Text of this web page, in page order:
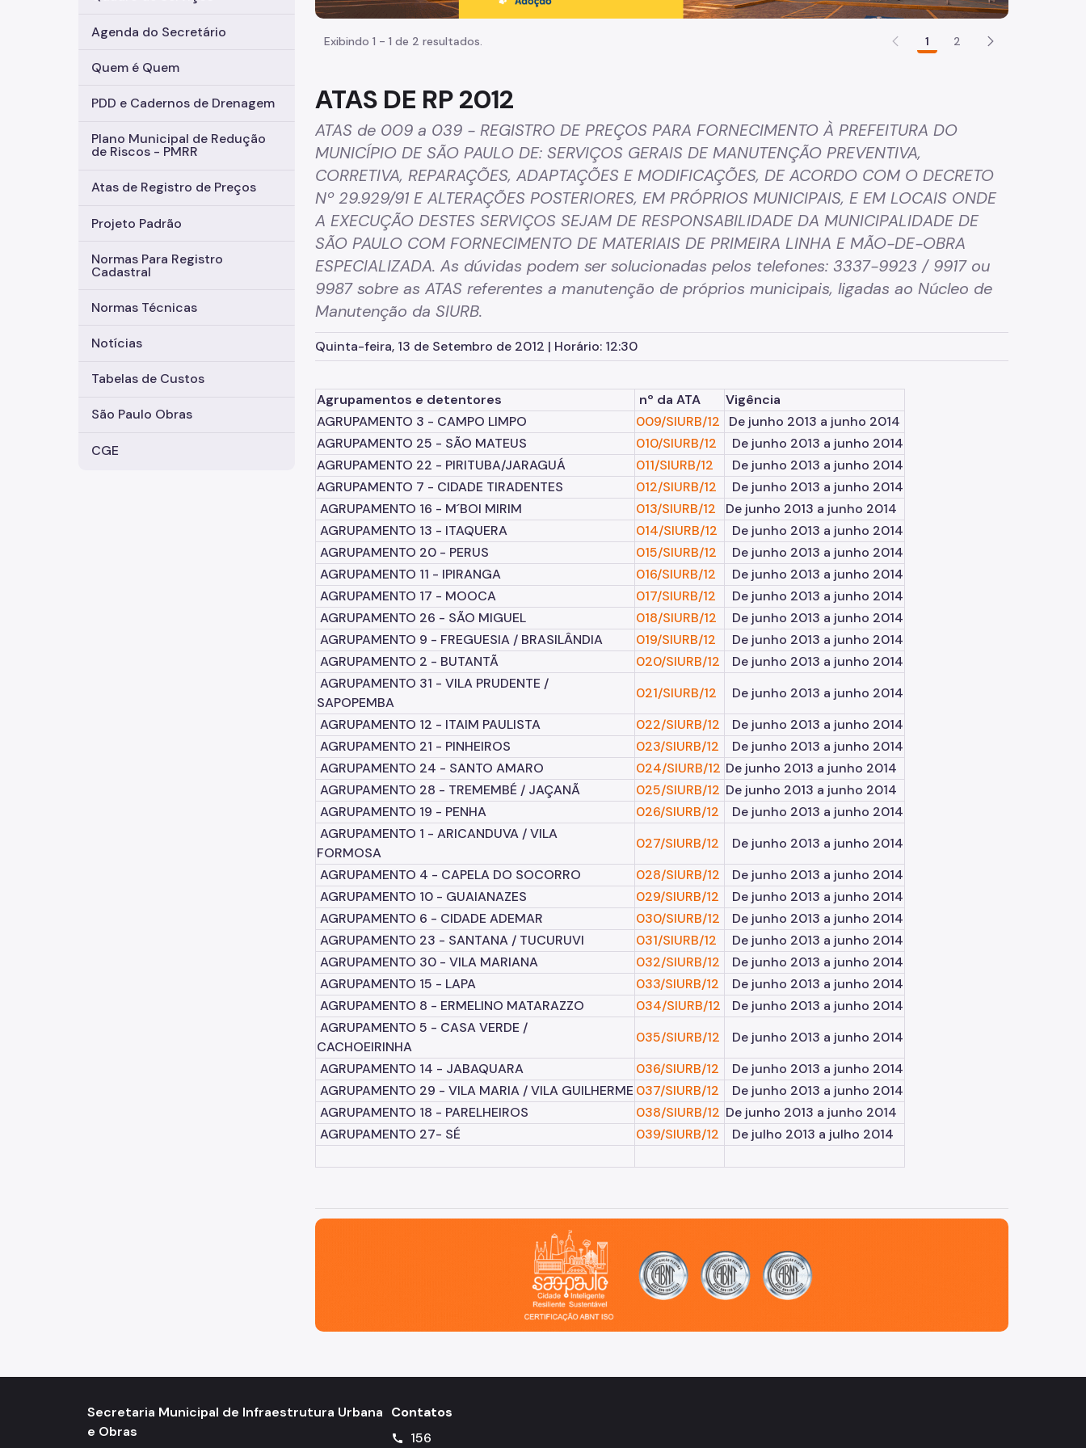
Agenda do Secretário
Quem é Quem
PDD e Cadernos de Drenagem
Plano Municipal de Redução
de Riscos - PMRR
Atas de Registro de Preços
Projeto Padrão
Normas Para Registro
Cadastral
Normas Técnicas
Notícias
Tabelas de Custos
São Paulo Obras
CGE
Exibindo 1 - 1 de 2 resultados. 1 2
ATAS DE RP 2012
ATAS de 009 a 039 - REGISTRO DE PREÇOS PARA FORNECIMENTO À PREFEITURA DO
MUNICÍPIO DE SÃO PAULO DE: SERVIÇOS GERAIS DE MANUTENÇÃO PREVENTIVA,
CORRETIVA, REPARAÇÕES, ADAPTAÇÕES E MODIFICAÇÕES, DE ACORDO COM O DECRETO
Nº 29.929/91 E ALTERAÇÕES POSTERIORES, EM PRÓPRIOS MUNICIPAIS, E EM LOCAIS ONDE
A EXECUÇÃO DESTES SERVIÇOS SEJAM DE RESPONSABILIDADE DA MUNICIPALIDADE DE
SÃO PAULO COM FORNECIMENTO DE MATERIAIS DE PRIMEIRA LINHA E MÃO-DE-OBRA
ESPECIALIZADA. As dúvidas podem ser solucionadas pelos telefones: 3337-9923 / 9917 ou
9987 sobre as ATAS referentes a manutenção de próprios municipais, ligadas ao Núcleo de
Manutenção da SIURB.
Quinta-feira, 13 de Setembro de 2012 | Horário: 12:30
Agrupamentos e detentores nº da ATA
Vigência
AGRUPAMENTO 3 - CAMPO LIMPO
009/SIURB/12
De junho 2013 a junho 2014
AGRUPAMENTO 25 - SÃO MATEUS
010/SIURB/12
De junho 2013 a junho 2014
AGRUPAMENTO 22 - PIRITUBA/JARAGUÁ
011/SIURB/12
De junho 2013 a junho 2014
AGRUPAMENTO 7 - CIDADE TIRADENTES
012/SIURB/12
De junho 2013 a junho 2014
AGRUPAMENTO 16 - M´BOI MIRIM
013/SIURB/12
De junho 2013 a junho 2014
AGRUPAMENTO 13 - ITAQUERA
014/SIURB/12
De junho 2013 a junho 2014
AGRUPAMENTO 20 - PERUS
015/SIURB/12
De junho 2013 a junho 2014
AGRUPAMENTO 11 - IPIRANGA
016/SIURB/12
De junho 2013 a junho 2014
AGRUPAMENTO 17 - MOOCA
017/SIURB/12
De junho 2013 a junho 2014
AGRUPAMENTO 26 - SÃO MIGUEL
018/SIURB/12
De junho 2013 a junho 2014
AGRUPAMENTO 9 - FREGUESIA / BRASILÂNDIA
019/SIURB/12
De junho 2013 a junho 2014
AGRUPAMENTO 2 - BUTANTÃ
020/SIURB/12
De junho 2013 a junho 2014
AGRUPAMENTO 31 - VILA PRUDENTE /
SAPOPEMBA
021/SIURB/12
De junho 2013 a junho 2014
AGRUPAMENTO 12 - ITAIM PAULISTA
022/SIURB/12
De junho 2013 a junho 2014
AGRUPAMENTO 21 - PINHEIROS
023/SIURB/12
De junho 2013 a junho 2014
AGRUPAMENTO 24 - SANTO AMARO
024/SIURB/12 De junho 2013 a junho 2014
AGRUPAMENTO 28 - TREMEMBÉ / JAÇANÃ
025/SIURB/12 De junho 2013 a junho 2014
AGRUPAMENTO 19 - PENHA
026/SIURB/12
De junho 2013 a junho 2014
AGRUPAMENTO 1 - ARICANDUVA / VILA
FORMOSA
027/SIURB/12
De junho 2013 a junho 2014
AGRUPAMENTO 4 - CAPELA DO SOCORRO
028/SIURB/12
De junho 2013 a junho 2014
AGRUPAMENTO 10 - GUAIANAZES
029/SIURB/12
De junho 2013 a junho 2014
AGRUPAMENTO 6 - CIDADE ADEMAR
030/SIURB/12
De junho 2013 a junho 2014
AGRUPAMENTO 23 - SANTANA / TUCURUVI
031/SIURB/12
De junho 2013 a junho 2014
AGRUPAMENTO 30 - VILA MARIANA
032/SIURB/12
De junho 2013 a junho 2014
AGRUPAMENTO 15 - LAPA
033/SIURB/12
De junho 2013 a junho 2014
AGRUPAMENTO 8 - ERMELINO MATARAZZO
034/SIURB/12
De junho 2013 a junho 2014
AGRUPAMENTO 5 - CASA VERDE /
CACHOEIRINHA
035/SIURB/12
De junho 2013 a junho 2014
AGRUPAMENTO 14 - JABAQUARA
036/SIURB/12
De junho 2013 a junho 2014
AGRUPAMENTO 29 - VILA MARIA / VILA GUILHERME 037/SIURB/12
De junho 2013 a junho 2014
AGRUPAMENTO 18 - PARELHEIROS
038/SIURB/12 De junho 2013 a junho 2014
AGRUPAMENTO 27- SÉ
039/SIURB/12 De julho 2013 a julho 2014
São Paulo, cidade inteligente, resiliente e sustentável
Secretaria Municipal de Infraestrutura Urbana
e Obras
Contatos
call 156